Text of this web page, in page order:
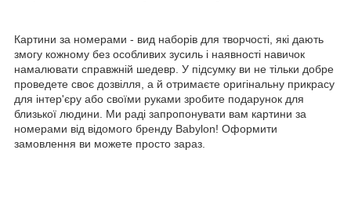
Картини за номерами - вид наборів для творчості, які дають
змогу кожному без особливих зусиль і наявності навичок
намалювати справжній шедевр. У підсумку ви не тільки добре
проведете своє дозвілля, а й отримаєте оригінальну прикрасу
для інтер'єру або своїми руками зробите подарунок для
близької людини. Ми раді запропонувати вам картини за
номерами від відомого бренду Babylon! Оформити
замовлення ви можете просто зараз.